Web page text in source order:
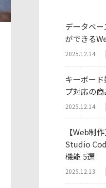
データベ
ができる
2025.12.14
キーボー
プ対応の
2025.12.14
【Web制
Studio
機能 5選
2025.12.13